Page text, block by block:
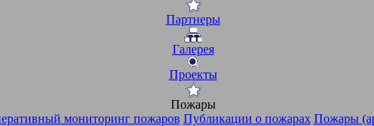
Партнеры
Галерея
Проекты
Пожары
мониторинг пожаров Публикации о пожарах Пожары